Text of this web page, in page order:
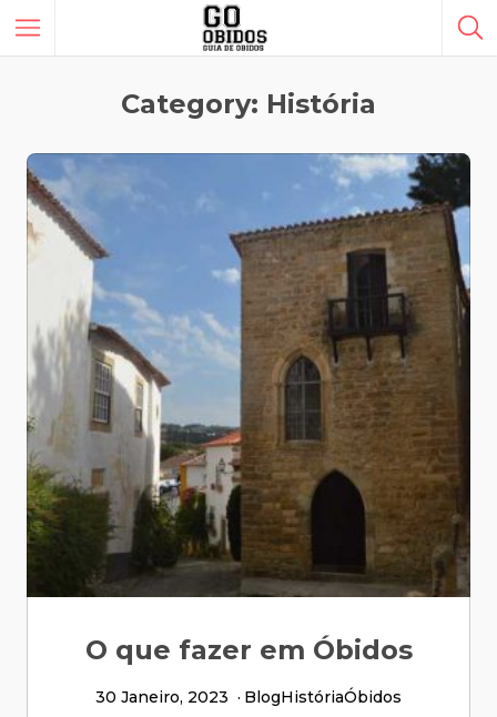
Category: História
O que fazer em Óbidos
30 Janeiro, 2023 BlogHistóriaÓbidos